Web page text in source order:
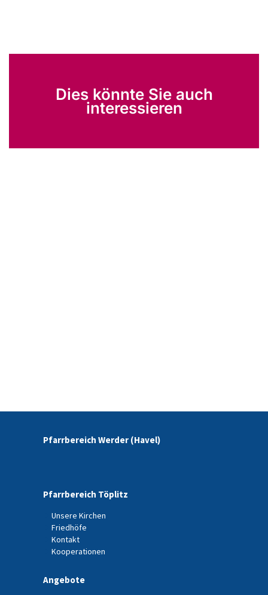
Dies könnte Sie auch
interessieren
Pfarrbereich Werder (Havel)
Pfarrbereich Töplitz
Unsere Kirchen
Friedhöfe
Kontakt
Kooperationen
Angebote